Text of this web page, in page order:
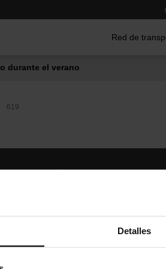
Detalles
Red de
durante el verano
619
Síguenos